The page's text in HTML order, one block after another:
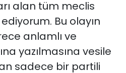
alan tüm meclis
Bu olayın
anlamlı ve
yazılmasına vesile
sadece bir partili